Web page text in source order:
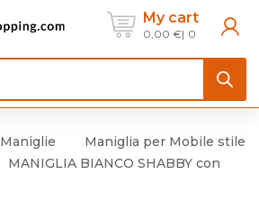
My cart
0,00 € 0
Maniglie
Maniglia per Mobile stile
MANIGLIA BIANCO SHABBY con